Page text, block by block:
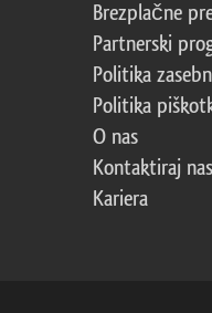
Brezplačne
Partnerski
Politika
Politika
O nas
Kontaktiraj nas
Kariera